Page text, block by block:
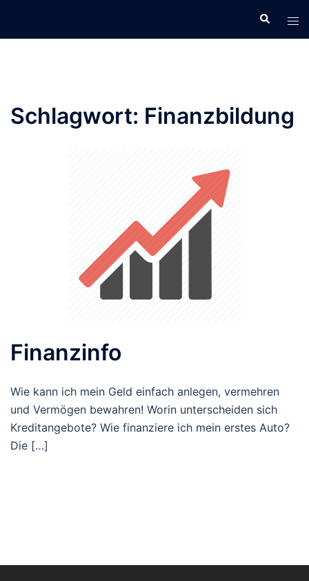
Schlagwort: Finanzbildung
Finanzinfo
Wie kann ich mein Geld einfach anlegen, vermehren
und Vermögen bewahren! Worin unterscheiden sich
Kreditangebote? Wie finanziere ich mein erstes Auto?
Die […]